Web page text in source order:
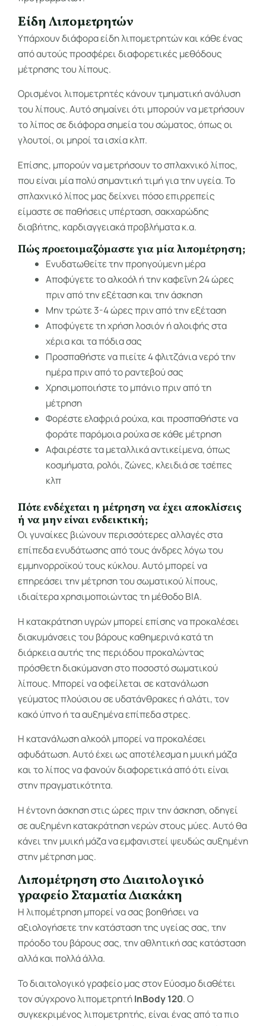
Είδη Λιπομετρητών
Υπάρχουν διάφορα είδη λιπομετρητών και κάθε ένας
από αυτούς προσφέρει διαφορετικές μεθόδους
μέτρησης του λίπους.
Ορισμένοι λιπομετρητές κάνουν τμηματική ανάλυση
του λίπους. Αυτό σημαίνει ότι μπορούν να μετρήσουν
το λίπος σε διάφορα σημεία του σώματος, όπως οι
γλουτοί, οι μηροί τα ισχία κλπ.
Επίσης, μπορούν να μετρήσουν το σπλαχνικό λίπος,
που είναι μία πολύ σημαντική τιμή για την υγεία. Το
σπλαχνικό λίπος μας δείχνει πόσο επιρρεπείς
είμαστε σε παθήσεις υπέρταση, σακχαρώδης
διαβήτης, καρδιαγγειακά προβλήματα κ.α.
Πώς προετοιμαζόμαστε για μία λιπομέτρηση;
Ενυδατωθείτε την προηγούμενη μέρα
Αποφύγετε το αλκοόλ ή την καφεΐνη 24 ώρες
πριν από την εξέταση και την άσκηση
Μην τρώτε 3-4 ώρες πριν από την εξέταση
Αποφύγετε τη χρήση λοσιόν ή αλοιφής στα
χέρια και τα πόδια σας
Προσπαθήστε να πιείτε 4 φλιτζάνια νερό την
ημέρα πριν από το ραντεβού σας
Χρησιμοποιήστε το μπάνιο πριν από τη
μέτρηση
Φορέστε ελαφριά ρούχα, και προσπαθήστε να
φοράτε παρόμοια ρούχα σε κάθε μέτρηση
Αφαιρέστε τα μεταλλικά αντικείμενα, όπως
κοσμήματα, ρολόι, ζώνες, κλειδιά σε τσέπες
κλπ
Πότε ενδέχεται η μέτρηση να έχει αποκλίσεις
ή να μην είναι ενδεικτική;
Οι γυναίκες βιώνουν περισσότερες αλλαγές στα
επίπεδα ενυδάτωσης από τους άνδρες λόγω του
εμμηνορροϊκού τους κύκλου. Αυτό μπορεί να
επηρεάσει την μέτρηση του σωματικού λίπους,
ιδιαίτερα χρησιμοποιώντας τη μέθοδο BIA.
Η κατακράτηση υγρών μπορεί επίσης να προκαλέσει
διακυμάνσεις του βάρους καθημερινά κατά τη
διάρκεια αυτής της περιόδου προκαλώντας
πρόσθετη διακύμανση στο ποσοστό σωματικού
λίπους. Μπορεί να οφείλεται σε κατανάλωση
γεύματος πλούσιου σε υδατάνθρακες ή αλάτι, τον
κακό ύπνο ή τα αυξημένα επίπεδα στρες.
Η κατανάλωση αλκοόλ μπορεί να προκαλέσει
αφυδάτωση. Αυτό έχει ως αποτέλεσμα η μυική μάζα
και το λίπος να φανούν διαφορετικά από ότι είναι
στην πραγματικότητα.
Η έντονη άσκηση στις ώρες πριν την άσκηση, οδηγεί
σε αυξημένη κατακράτηση νερών στους μύες. Αυτό θα
κάνει την μυική μάζα να εμφανιστεί ψευδώς αυξημένη
στην μέτρηση μας.
Λιπομέτρηση στο Διαιτολογικό
γραφείο Σταματία Διακάκη
Η λιπομέτρηση μπορεί να σας βοηθήσει να
αξιολογήσετε την κατάσταση της υγείας σας, την
πρόοδο του βάρους σας, την αθλητική σας κατάσταση
αλλά και πολλά άλλα.
Το διαιτολογικό γραφείο μας στον Εύοσμο διαθέτει
τον σύγχρονο λιπομετρητήΙnBody 120. Ο
συγκεκριμένος λιπομετρητής, είναι ένας από τα πιο